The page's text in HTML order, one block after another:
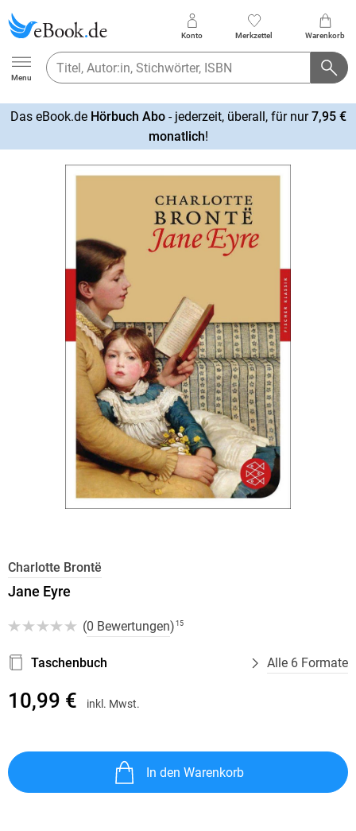
Ebook.de
Menu
Konto Merkzettel Warenkorb
Das eBook.de Hörbuch Abo- jederzeit, überall, für nur7,95 €
monatlich!
Charlotte Brontë
Jane Eyre
(0 Bewertungen) 15
Taschenbuch Alle 6 Formate
10,99 € inkl. Mwst.
In den Warenkorb